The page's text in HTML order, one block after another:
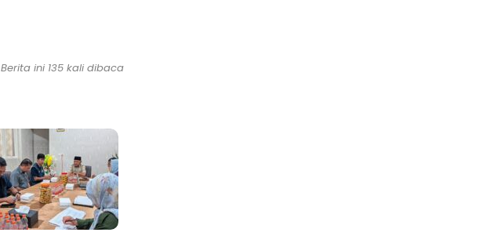
Berita ini 135 kali dibaca